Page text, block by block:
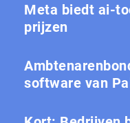
Meta biedt ai-
prijzen
software van